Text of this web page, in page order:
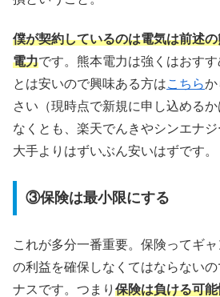
僕が契約しているのは電気は前述
電力です。熊本電力は強くはおす
とは安いので興味ある方はこちらか
さい（現時点で新規に申し込める
なくとも、楽天でんきやシンエナ
大手よりはずいぶん安いはずです。
③保険は最小限にする
これが多分一番重要。保険ってギ
の利益を確保しなくてはならない
ナスです。つまり 保険は負ける可